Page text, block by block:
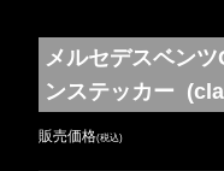
メルセデスベン
ンステッカー
販売価格(税込)